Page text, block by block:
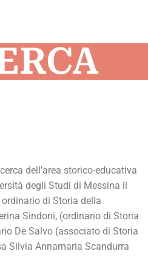
dell’area storico-educativa
degli Studi di Messina il
di Storia della
Sindoni, (ordinario di Storia
De Salvo (associato di Storia
Silvia Annamaria Scandurra